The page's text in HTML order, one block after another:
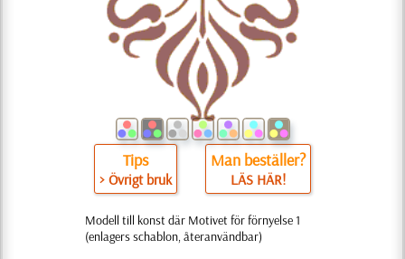
Tips
> Övrigt bruk
Man beställer?
LÄS HÄR!
Modell till konst där Motivet för förnyelse 1
(enlagers schablon, återanvändbar)